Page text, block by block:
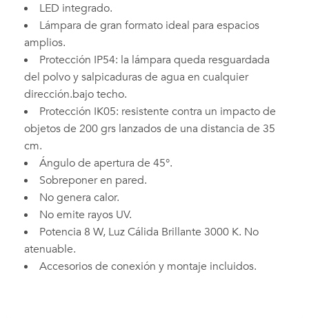
LED integrado.
Lámpara de gran formato ideal para espacios
amplios.
Protección IP54: la lámpara queda resguardada
del polvo y salpicaduras de agua en cualquier
dirección.bajo techo.
Protección IK05: resistente contra un impacto de
objetos de 200 grs lanzados de una distancia de 35
cm.
Ángulo de apertura de 45°.
Sobreponer en pared.
No genera calor.
No emite rayos UV.
Potencia 8 W, Luz Cálida Brillante 3000 K. No
atenuable.
Accesorios de conexión y montaje incluidos.